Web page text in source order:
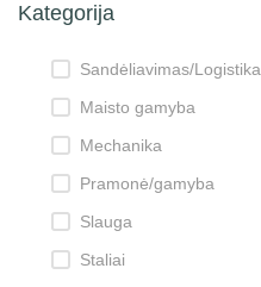
Kategorija
Sandėliavimas/Logistika
Maisto gamyba
Mechanika
Pramonė/gamyba
Slauga
Staliai